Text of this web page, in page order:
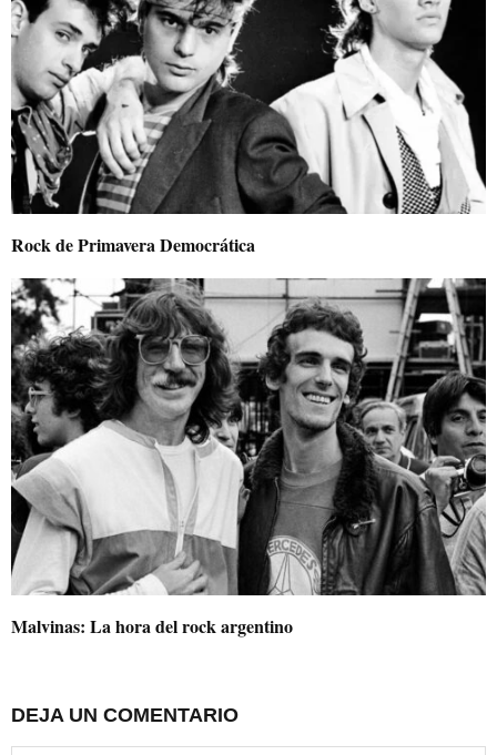
Rock de Primavera Democrática
Malvinas: La hora del rock argentino
DEJA UN COMENTARIO